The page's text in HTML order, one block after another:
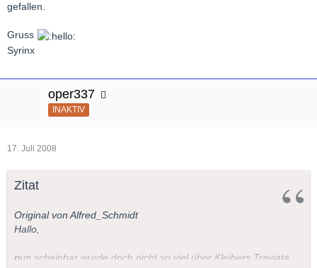
gefallen.
Gruss
Syrinx
oper337
INAKTIV
17. Juli 2008
Zitat
Original von Alfred_Schmidt
Hallo,
nun scheinbar wurde doch nicht so viel über Kleibers Traviata